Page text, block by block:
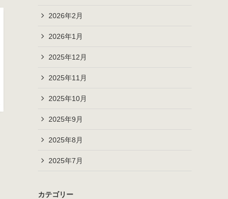
2026年2月
2026年1月
2025年12月
2025年11月
2025年10月
2025年9月
2025年8月
2025年7月
カテゴリー